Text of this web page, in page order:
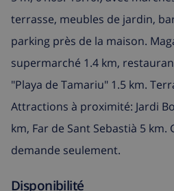
terrasse, meubles de jardin,
parking près de la maison.
supermarché 1.4 km,
"Playa de Tamariu" 1.5 km.
Attractions à proximité: Jardi
km, Far de Sant Sebastià 5
demande seulement.
Disponibilité